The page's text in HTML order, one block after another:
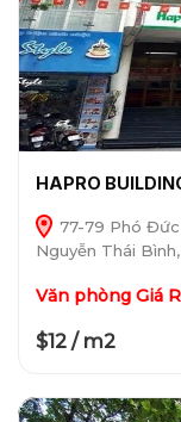
HAPRO
77-79 Phó Đức
Nguyễn Thái Bình,
Văn phòng Giá
$12 / m2